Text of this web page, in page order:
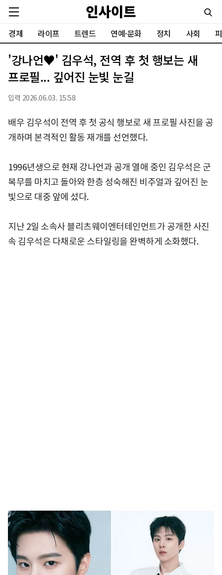
경제 라이프 트렌드 연예·문화 정치 사회
'강나언♥' 김우석, 전역 후 첫 행보는 새
프로필... 깊어진 눈빛 눈길
입력 2026.06.03. 15:58
배우 김우석이 전역 후 첫 공식 행보로 새 프로필 사진을 공
개하며 본격적인 활동 재개를 선언했다.
1996년생으로 현재 강나언과 공개 열애 중인 김우석은 군
복무를 마치고 돌아와 한층 성숙해진 비주얼과 깊어진 눈
빛으로 대중 앞에 섰다.
지난 2일 소속사 블리츠웨이엔터테인먼트가 공개한 사진
속 김우석은 다채로운 스타일링을 완벽하게 소화했다.